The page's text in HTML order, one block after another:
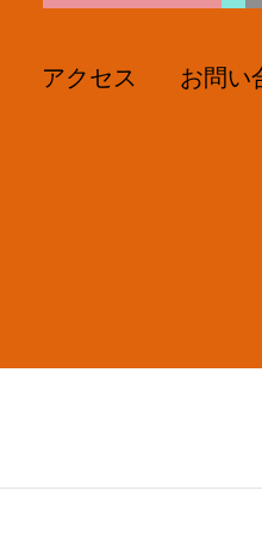
アクセス お問い